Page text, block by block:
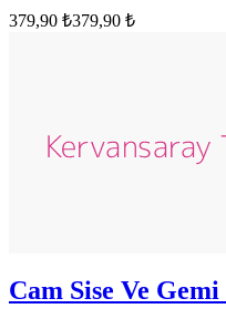
379,90 ₺379,90 ₺
Cam Sise Ve